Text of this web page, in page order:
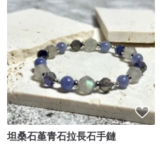
坦桑石堇青石拉長石手鏈